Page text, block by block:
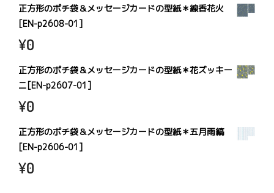
正方形のポチ袋＆メッセージカードの型紙＊線香花火
[EN-p2608-01]
¥0
正方形のポチ袋＆メッセージカードの型紙＊花ズッキー
ニ[EN-p2607-01]
¥0
正方形のポチ袋＆メッセージカードの型紙＊五月雨縞
[EN-p2606-01]
¥0